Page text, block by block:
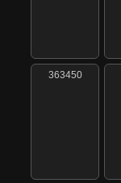
363450